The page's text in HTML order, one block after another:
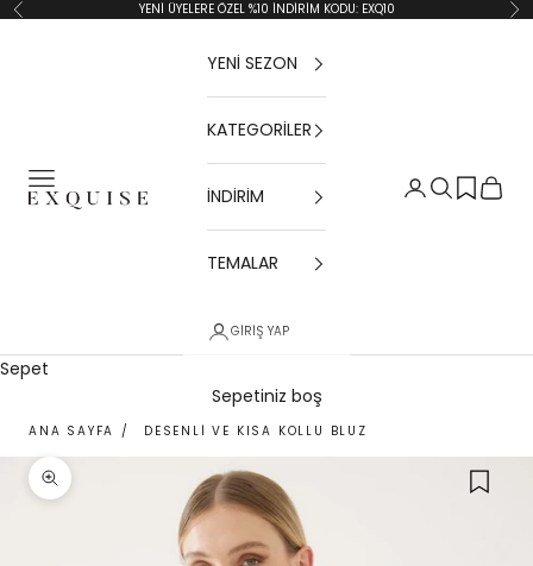
İçeriğe geç
Geri YENİ ÜYELERE ÖZEL %10 İNDİRİM KODU: EXQ10
Menü
Exquise TR
Giriş Yap
Ara Sepet
YENİ SEZON
KATEGORİLER
İNDİRİM
TEMALAR
GIRIŞ YAP
Sepet
Sepetiniz boş
ANA SAYFA / DESENLI VE KISA KOLLU BLUZ
Yakınlaştır